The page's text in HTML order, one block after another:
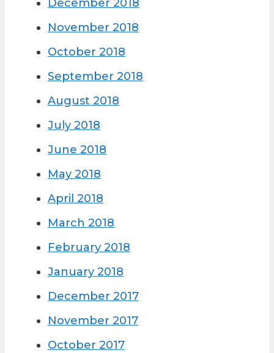
December 2018
November 2018
October 2018
September 2018
August 2018
July 2018
June 2018
May 2018
April 2018
March 2018
February 2018
January 2018
December 2017
November 2017
October 2017